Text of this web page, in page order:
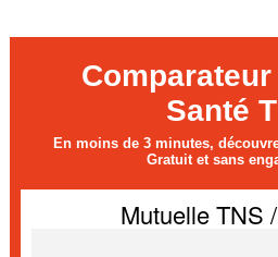
Santé
En moins de 3 minutes,
Gratuit et sans